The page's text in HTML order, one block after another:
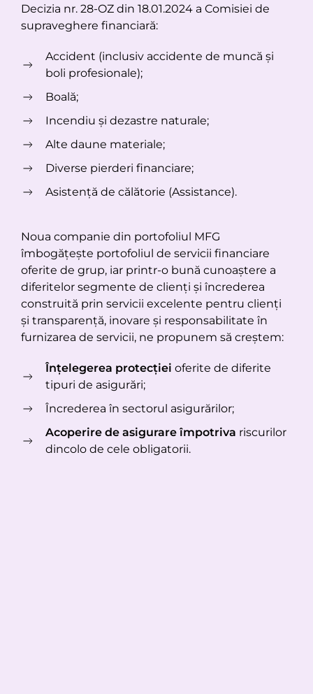
Decizia nr. 28-OZ din 18.01.2024 a Comisiei de
supraveghere financiară:
Accident (inclusiv accidente de muncă și
boli profesionale);
Boală;
Incendiu și dezastre naturale;
Alte daune materiale;
Diverse pierderi financiare;
Asistență de călătorie (Assistance).
Noua companie din portofoliul MFG
îmbogățește portofoliul de servicii financiare
oferite de grup, iar printr-o bună cunoaștere a
diferitelor segmente de clienți și încrederea
construită prin servicii excelente pentru clienți
și transparență, inovare și responsabilitate în
furnizarea de servicii, ne propunem să creștem:
Înțelegerea protecției oferite de diferite
tipuri de asigurări;
Încrederea în sectorul asigurărilor;
Acoperire de asigurare împotriva riscurilor
dincolo de cele obligatorii.